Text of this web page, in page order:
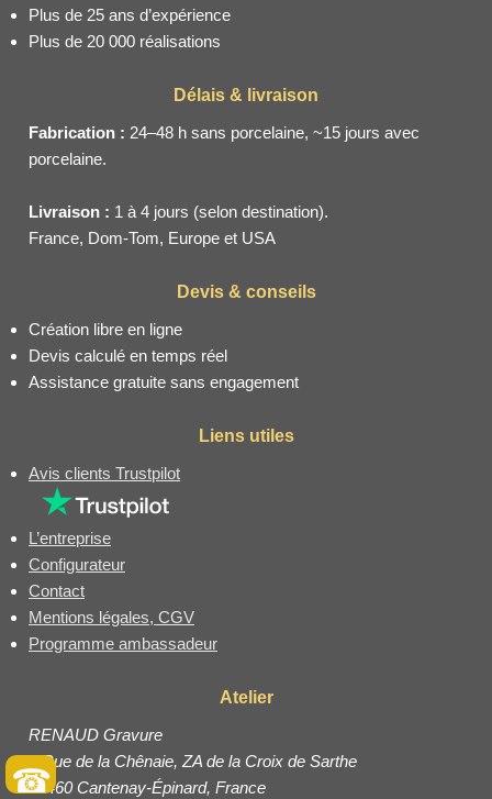
☎
Plus de 25 ans d’expérience
Plus de 20 000 réalisations
Délais & livraison
Fabrication : 24–48 h sans porcelaine, ~15 jours avec
porcelaine.
Livraison : 1 à 4 jours (selon destination).
France, Dom-Tom, Europe et USA
Devis & conseils
Création libre en ligne
Devis calculé en temps réel
Assistance gratuite sans engagement
Liens utiles
Avis clients Trustpilot
L’entreprise
Configurateur
Contact
Mentions légales, CGV
Programme ambassadeur
Atelier
RENAUD Gravure
2 Rue de la Chênaie, ZA de la Croix de Sarthe
49460 Cantenay-Épinard, France